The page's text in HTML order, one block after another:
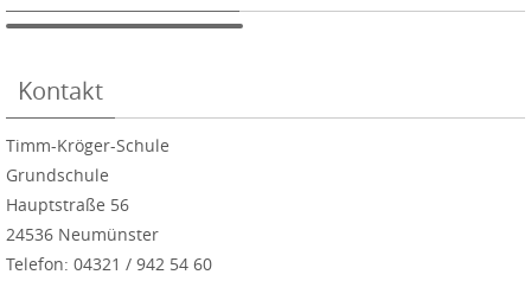
Kontakt
Timm-Kröger-Schule
Grundschule
Hauptstraße 56
24536 Neumünster
Telefon: 04321 / 942 54 60